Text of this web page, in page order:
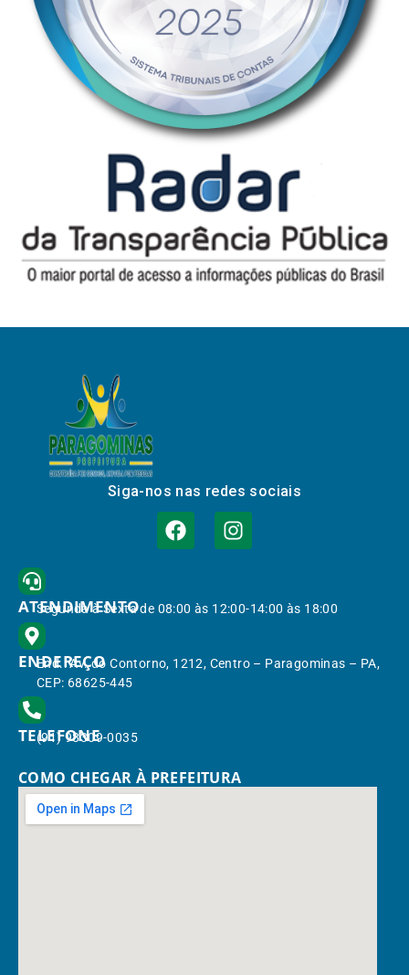
Siga-nos nas redes sociais
ATENDIMENTO
Segunda à Sexta de 08:00 às 12:00-14:00 às 18:00
ENDEREÇO
End.: Av. do Contorno, 1212, Centro – Paragominas – PA,
CEP: 68625-445
TELEFONE
(91) 98309-0035
COMO CHEGAR À PREFEITURA